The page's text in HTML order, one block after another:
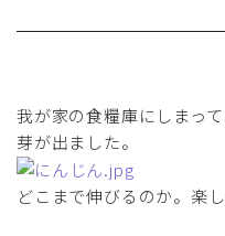
我が家の食糧庫にしまっ
芽が出ました。
どこまで伸びるのか。楽